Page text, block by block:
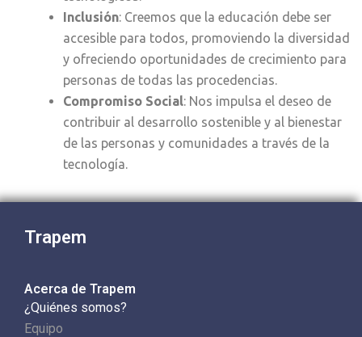
Inclusión: Creemos que la educación debe ser
accesible para todos, promoviendo la diversidad
y ofreciendo oportunidades de crecimiento para
personas de todas las procedencias.
Compromiso Social: Nos impulsa el deseo de
contribuir al desarrollo sostenible y al bienestar
de las personas y comunidades a través de la
tecnología.
Trapem
Acerca de Trapem
¿Quiénes somos?
Equipo